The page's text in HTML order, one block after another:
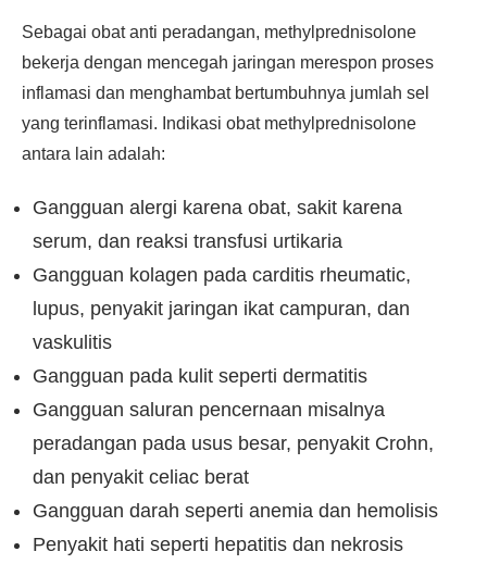
Sebagai obat anti peradangan, methylprednisolone
bekerja dengan mencegah jaringan merespon proses
inflamasi dan menghambat bertumbuhnya jumlah sel
yang terinflamasi. Indikasi obat methylprednisolone
antara lain adalah:
Gangguan alergi karena obat, sakit karena
serum, dan reaksi transfusi urtikaria
Gangguan kolagen pada carditis rheumatic,
lupus, penyakit jaringan ikat campuran, dan
vaskulitis
Gangguan pada kulit seperti dermatitis
Gangguan saluran pencernaan misalnya
peradangan pada usus besar, penyakit Crohn,
dan penyakit celiac berat
Gangguan darah seperti anemia dan hemolisis
Penyakit hati seperti hepatitis dan nekrosis